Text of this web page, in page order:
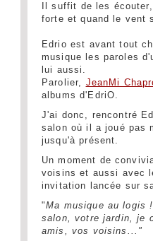
Il suffit de les
forte et quand le vent
Edrio est avant tout
musique les paroles
lui aussi.
Parolier, JeanMi
albums d'EdriO.
J'ai donc, rencontré
salon où il a joué pas
jusqu'à présent.
Un moment de
voisins et aussi avec
invitation lancée sur
"Ma musique au logis
salon, votre jardin, je
amis, vos voisins..."